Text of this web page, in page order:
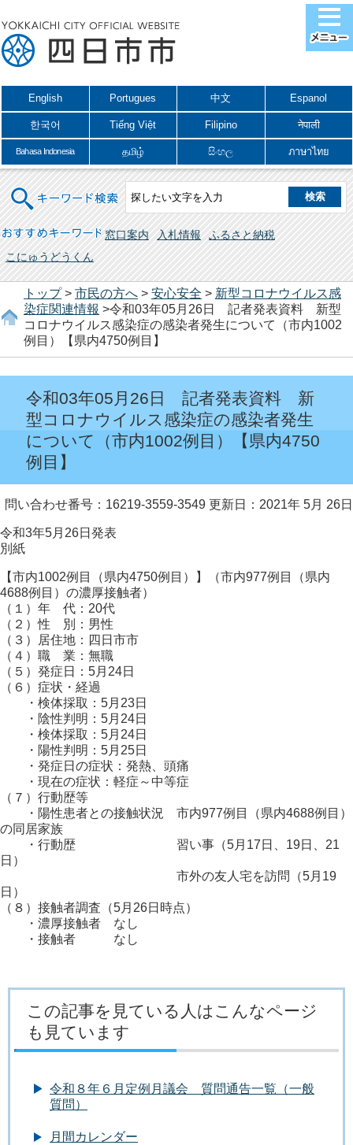
English Portugues 中文 Espanol
한국어 Tiếng Việt Filipino नेपाली
Bahasa Indonesia தமிழ் සිංහල ภาษาไทย
キーワード検索
おすすめキーワード 窓口案内 入札情報
ふるさと納税
こにゅうどうくん
トップ> 市民の方へ > 安心安全 > 新型コロナウイルス感
染症関連情報 >令和03年05月26日 記者発表資料 新型
コロナウイルス感染症の感染者発生について（市内1002
例目）【県内4750例目】
令和03年05月26日 記者発表資料 新
型コロナウイルス感染症の感染者発生
について（市内1002例目）【県内4750
例目】
問い合わせ番号：16219-3559-3549 更新日：2021年 5月 26日
令和3年5月26日発表
別紙
【市内1002例目（県内4750例目）】（市内977例目（県内
4688例目）の濃厚接触者）
（１）年 代：20代
（２）性 別：男性
（３）居住地：四日市市
（４）職 業：無職
（５）発症日：5月24日
（６）症状・経過
・検体採取：5月23日
・陰性判明：5月24日
・検体採取：5月24日
・陽性判明：5月25日
・発症日の症状：発熱、頭痛
・現在の症状：軽症～中等症
（７）行動歴等
・陽性患者との接触状況 市内977例目（県内4688例目）
の同居家族
・行動歴 習い事（5月17日、19日、21
日）
市外の友人宅を訪問（5月19
日）
（８）接触者調査（5月26日時点）
・濃厚接触者 なし
・接触者 なし
この記事を見ている人はこんなページ
も見ています
令和８年６月定例月議会 質問通告一覧（一般
質問）
月間カレンダー